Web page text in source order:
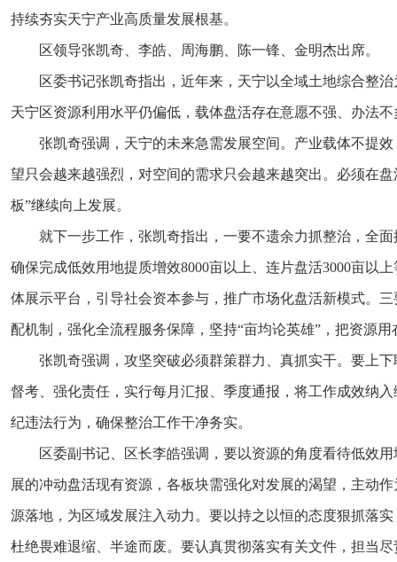
持续夯实天宁产业高质量发展根基。
区领导张凯奇、李皓、周海鹏、陈一锋、金明杰出席。
区委书记张凯奇指出，近年来，天宁以全域土地综合整
天宁区资源利用水平仍偏低，载体盘活存在意愿不强、办法
张凯奇强调，天宁的未来急需发展空间。产业载体不提
望只会越来越强烈，对空间的需求只会越来越突出。必须在
板”继续向上发展。
就下一步工作，张凯奇指出，一要不遗余力抓整治，全
确保完成低效用地提质增效8000亩以上、连片盘活3000亩以
体展示平台，引导社会资本参与，推广市场化盘活新模式。
配机制，强化全流程服务保障，坚持“亩均论英雄”，把资源用
张凯奇强调，攻坚突破必须群策群力、真抓实干。要上
督考、强化责任，实行每月汇报、季度通报，将工作成效纳
纪违法行为，确保整治工作干净务实。
区委副书记、区长李皓强调，要以资源的角度看待低效
展的冲动盘活现有资源，各板块需强化对发展的渴望，主动
源落地，为区域发展注入动力。要以持之以恒的态度狠抓落
杜绝畏难退缩、半途而废。要认真贯彻落实有关文件，担当